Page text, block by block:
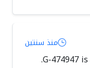
منذ سنتين
G-474947